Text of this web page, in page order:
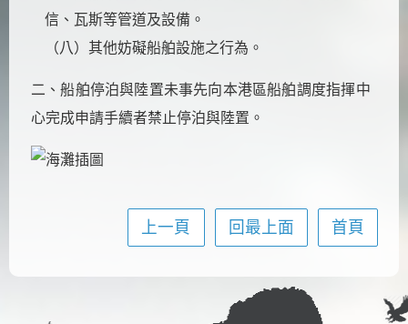
信、瓦斯等管道及設備。
（八）其他妨礙船舶設施之行為。
二、船舶停泊與陸置未事先向本港區船舶調度指揮中
心完成申請手續者禁止停泊與陸置。
上一頁 回最上面 首頁